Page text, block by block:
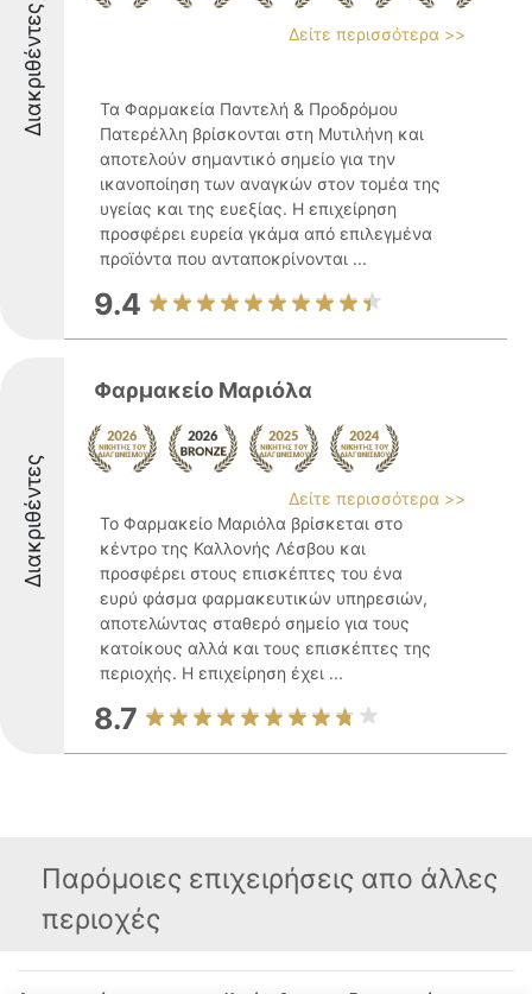
Διακριθέντες Δείτε περισσότερα >>
Τα Φαρμακεία Παντελή & Προδρόμου
Πατερέλλη βρίσκονται στη Μυτιλήνη και
αποτελούν σημαντικό σημείο για την
ικανοποίηση των αναγκών στον τομέα της
υγείας και της ευεξίας. Η επιχείρηση
προσφέρει ευρεία γκάμα από επιλεγμένα
προϊόντα που ανταποκρίνονται ...
9.4
Διακριθέντες
Φαρμακείο Μαριόλα
Δείτε περισσότερα >>
Το Φαρμακείο Μαριόλα βρίσκεται στο
κέντρο της Καλλονής Λέσβου και
προσφέρει στους επισκέπτες του ένα
ευρύ φάσμα φαρμακευτικών υπηρεσιών,
αποτελώντας σταθερό σημείο για τους
κατοίκους αλλά και τους επισκέπτες της
περιοχής. Η επιχείρηση έχει ...
8.7
Παρόμοιες επιχειρήσεις απο άλλες
περιοχές